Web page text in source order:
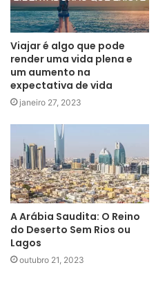
Viajar é algo que pode
render uma vida plena e
um aumento na
expectativa de vida
janeiro 27, 2023
A Arábia Saudita: O Reino
do Deserto Sem Rios ou
Lagos
outubro 21, 2023